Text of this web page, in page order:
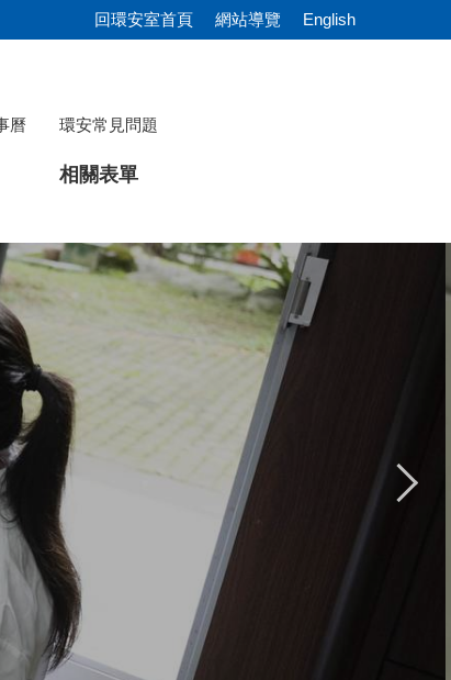
回環安室首頁 網站導覽 English
曆 環安常見問題
相關表單